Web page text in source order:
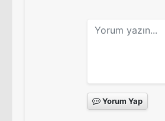
Yorum Yap